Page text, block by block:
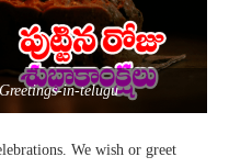
in-telugu
We wish or greet